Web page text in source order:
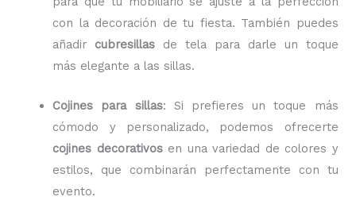
con la decoración de tu fiesta. También puedes
añadir cubresillas de tela para darle un toque
más elegante a las sillas.
Cojines para sillas: Si prefieres un toque más
cómodo y personalizado, podemos ofrecerte
cojines decorativosen una variedad de colores y
estilos, que combinarán perfectamente con tu
evento.